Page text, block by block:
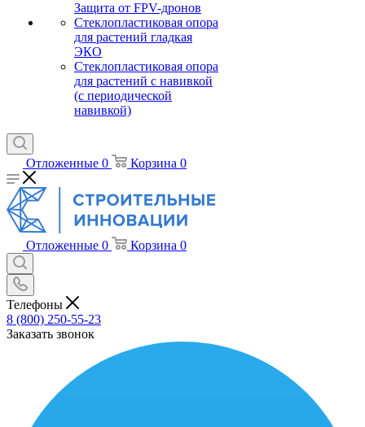
Защита от FPV-дронов
Стеклопластиковая опора
для растений гладкая
ЭКО
Стеклопластиковая опора
для растений с навивкой
(с периодической
навивкой)
Отложенные 0 Корзина 0
Отложенные 0 Корзина 0
Телефоны
8 (800) 250-55-23
Заказать звонок